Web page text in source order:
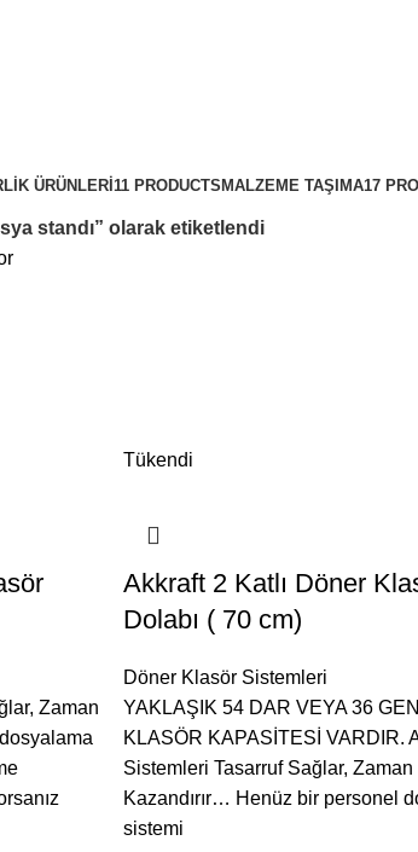
ÜRÜNLERI 11 PRODUCTS MALZEME TAŞIMA17
standı” olarak etiketlendi
Zaman
Tükendi
Akkraft 2 Katlı Döner
Dolabı ( 70 cm)
Döner Klasör Sistemleri
YAKLAŞIK 54 DAR VEYA 36
KLASÖR KAPASİTESİ VARDIR.
Sistemleri Tasarruf Sağlar, Zaman
Kazandırır… Henüz bir personel
sistemi